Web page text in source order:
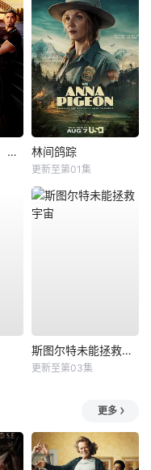
海军罪案调查处：悉尼第三季 林间鸽踪
更新至第01集
斯图尔特未能拯救宇宙
更新至第03集
更多